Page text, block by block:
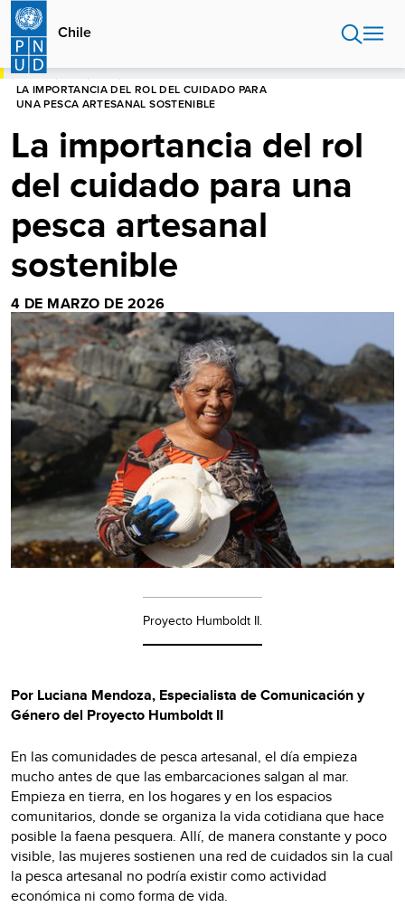
Pasar
contenido
principal
Chile
HOME
LA IMPORTANCIA DEL ROL DEL CUIDADO PARA
UNA PESCA ARTESANAL SOSTENIBLE
La importancia del rol
del cuidado para una
pesca artesanal
sostenible
4 DE MARZO DE 2026
Proyecto Humboldt II.
Por Luciana Mendoza, Especialista de Comunicación y
Género del Proyecto Humboldt II
En las comunidades de pesca artesanal, el día empieza
mucho antes de que las embarcaciones salgan al mar.
Empieza en tierra, en los hogares y en los espacios
comunitarios, donde se organiza la vida cotidiana que hace
posible la faena pesquera. Allí, de manera constante y poco
visible, las mujeres sostienen una red de cuidados sin la cual
la pesca artesanal no podría existir como actividad
económica ni como forma de vida.